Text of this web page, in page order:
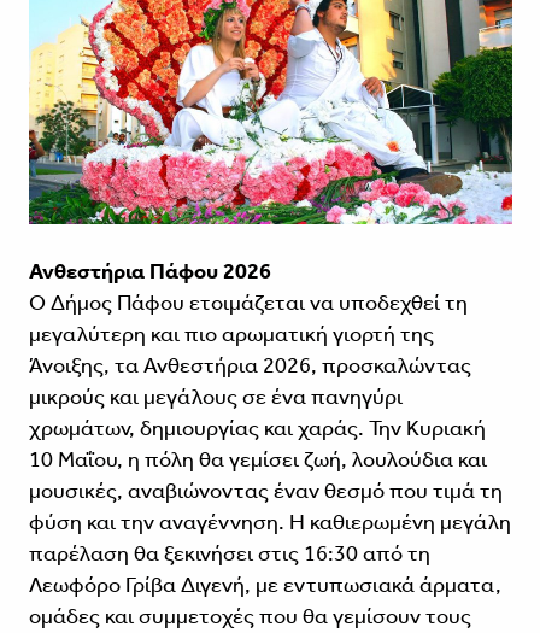
Ανθεστήρια Πάφου 2026
Ο Δήμος Πάφου ετοιμάζεται να υποδεχθεί τη
μεγαλύτερη και πιο αρωματική γιορτή της
Άνοιξης, τα Ανθεστήρια 2026, προσκαλώντας
μικρούς και μεγάλους σε ένα πανηγύρι
χρωμάτων, δημιουργίας και χαράς. Την Κυριακή
10 Μαΐου, η πόλη θα γεμίσει ζωή, λουλούδια και
μουσικές, αναβιώνοντας έναν θεσμό που τιμά τη
φύση και την αναγέννηση. Η καθιερωμένη μεγάλη
παρέλαση θα ξεκινήσει στις 16:30 από τη
Λεωφόρο Γρίβα Διγενή, με εντυπωσιακά άρματα,
ομάδες και συμμετοχές που θα γεμίσουν τους